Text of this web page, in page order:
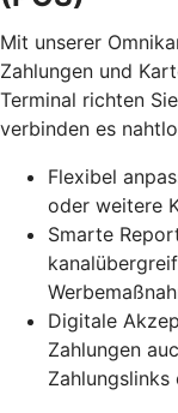
Mit unserer
Zahlungen und
Terminal richten
verbinden es
Flexibel
oder weitere
Smarte
Digitale
Zahlungen
Zahlungslinks